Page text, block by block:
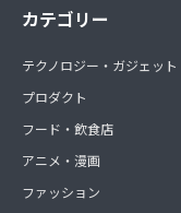
カテゴリー
テクノロジー・ガジェット
プロダクト
フード・飲食店
アニメ・漫画
ファッション